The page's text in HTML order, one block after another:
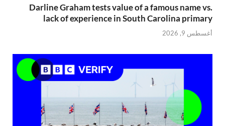
Darline Graham tests value of a famous name vs.
lack of experience in South Carolina primary
أغسطس 9, 2026